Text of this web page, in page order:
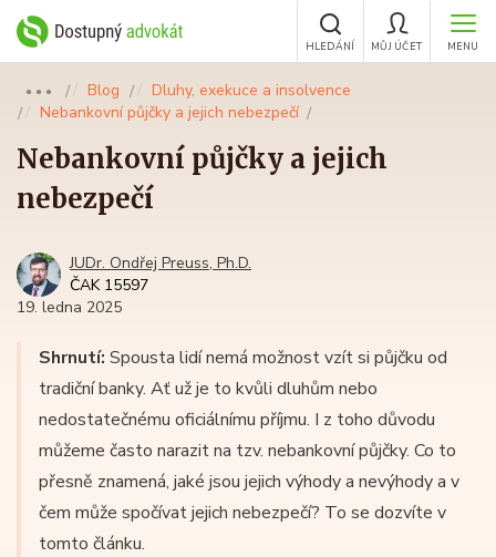
MENU
MŮJ ÚČET
HLEDÁNÍ
●●● Blog
Dluhy, exekuce a insolvence
Nebankovní půjčky a jejich nebezpečí
Nebankovní půjčky a jejich
nebezpečí
JUDr. Ondřej Preuss, Ph.D.
ČAK 15597
19. ledna 2025
Shrnutí: Spousta lidí nemá možnost vzít si půjčku od
tradiční banky. Ať už je to kvůli dluhům nebo
nedostatečnému oficiálnímu příjmu. I z toho důvodu
můžeme často narazit na tzv. nebankovní půjčky. Co to
přesně znamená, jaké jsou jejich výhody a nevýhody a v
čem může spočívat jejich nebezpečí? To se dozvíte v
tomto článku.